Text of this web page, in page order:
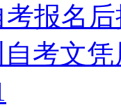
考报名
自考文